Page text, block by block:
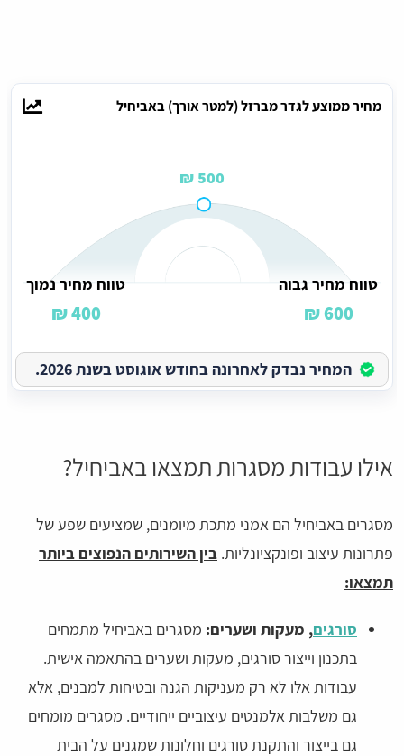
מחיר ממוצע לגדר מברזל (למטר אורך) באביחיל
500 ₪
טווח מחיר גבוה
600 ₪
טווח מחיר נמוך
400 ₪
המחיר נבדק לאחרונה בחודש אוגוסט בשנת 2026.
אילו עבודות מסגרות תמצאו באביחיל?
מסגרים באביחיל הם אמני מתכת מיומנים, שמציעים שפע של
פתרונות עיצוב ופונקציונליות. בין השירותים הנפוצים ביותר
תמצאו:
סורגים, מעקות ושערים: מסגרים באביחיל מתמחים
בתכנון וייצור סורגים, מעקות ושערים בהתאמה אישית.
עבודות אלו לא רק מעניקות הגנה ובטיחות למבנים, אלא
גם משלבות אלמנטים עיצוביים ייחודיים. מסגרים מומחים
גם בייצור והתקנת סורגים וחלונות שמגנים על הבית